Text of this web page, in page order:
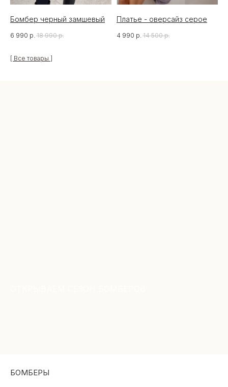
Бомбер черный замшевый
6 990 р. 18 990 р.
Платье - оверсайз серое
4 990 р. 14 500 р.
[ Все товары ]
БОМБЕРЫ